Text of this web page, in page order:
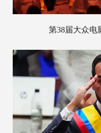
第38届大众电